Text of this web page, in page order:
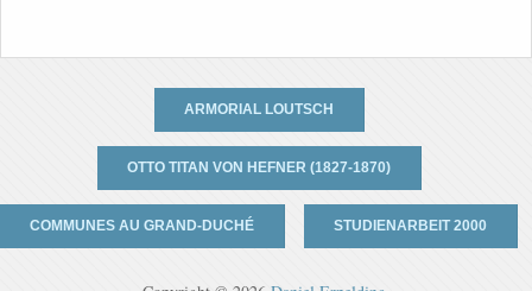
ARMORIAL LOUTSCH
OTTO TITAN VON HEFNER (1827-1870)
COMMUNES AU GRAND-DUCHÉ STUDIENARBEIT 2000